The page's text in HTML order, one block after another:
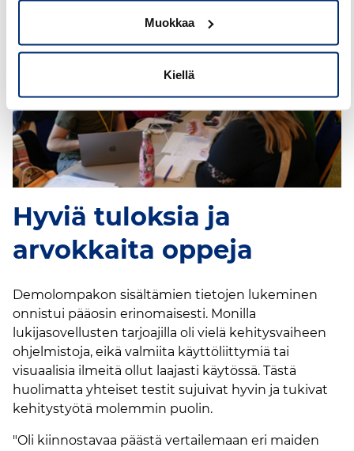
Muokkaa
Kiellä
Hyviä tuloksia ja
arvokkaita oppeja
Demolompakon sisältämien tietojen lukeminen
onnistui pääosin erinomaisesti. Monilla
lukijasovellusten tarjoajilla oli vielä kehitysvaiheen
ohjelmistoja, eikä valmiita käyttöliittymiä tai
visuaalisia ilmeitä ollut laajasti käytössä. Tästä
huolimatta yhteiset testit sujuivat hyvin ja tukivat
kehitystyötä molemmin puolin.
"Oli kiinnostavaa päästä vertailemaan eri maiden